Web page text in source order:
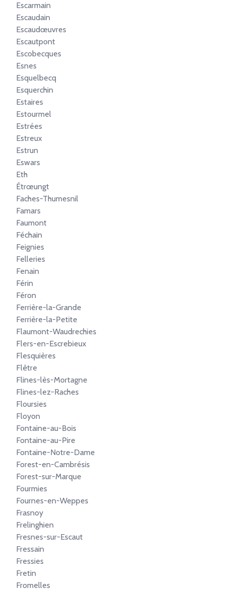
Escarmain
Escaudain
Escaudœuvres
Escautpont
Escobecques
Esnes
Esquelbecq
Esquerchin
Estaires
Estourmel
Estrées
Estreux
Estrun
Eswars
Eth
Étrœungt
Faches-Thumesnil
Famars
Faumont
Féchain
Feignies
Felleries
Fenain
Férin
Féron
Ferrière-la-Grande
Ferrière-la-Petite
Flaumont-Waudrechies
Flers-en-Escrebieux
Flesquières
Flêtre
Flines-lès-Mortagne
Flines-lez-Raches
Floursies
Floyon
Fontaine-au-Bois
Fontaine-au-Pire
Fontaine-Notre-Dame
Forest-en-Cambrésis
Forest-sur-Marque
Fourmies
Fournes-en-Weppes
Frasnoy
Frelinghien
Fresnes-sur-Escaut
Fressain
Fressies
Fretin
Fromelles